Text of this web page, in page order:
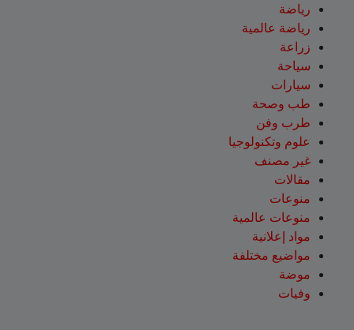
رياضة
رياضة عالمية
زراعة
سياحة
سيارات
طب وصحة
طرب وفن
علوم وتكنولوجيا
غير مصنف
مقالات
منوعات
منوعات عالمية
مواد إعلانية
مواضيع مختلفة
موضة
وفيات